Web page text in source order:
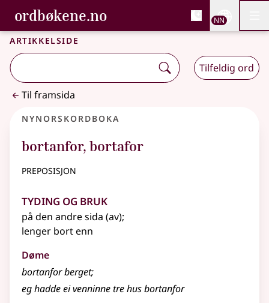
Gå til hovudinnhald
Tilgjenge
ordbøkene.no, Bokmålsordboka og
Bokmålsordboka og Nynorskordboka
NN
Artikkelside
Tilfeldig ord
Til framsida
Nynorskordboka
bortanfor, bortafor
preposisjon
Tyding og bruk
på den andre sida (av);
lenger bort enn
Døme
bortanforberget;
eg hadde ei venninne tre hus bortanfor